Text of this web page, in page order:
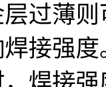
过薄
接强
，焊接